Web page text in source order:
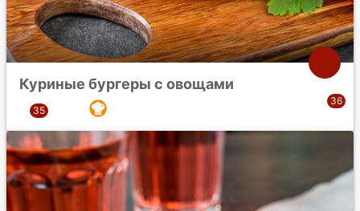
Куриные бургеры с овощами